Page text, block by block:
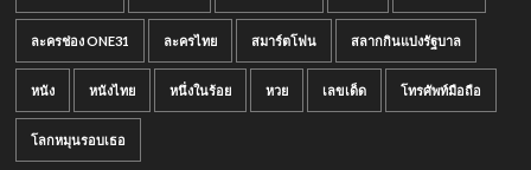
ละครช่อง ONE31 ละครไทย สมาร์ตโฟน สลากกินแบ่งรัฐบาล
หนัง หนังไทย หนึ่งในร้อย หวย เลขเด็ด โทรศัพท์มือถือ
โลกหมุนรอบเธอ